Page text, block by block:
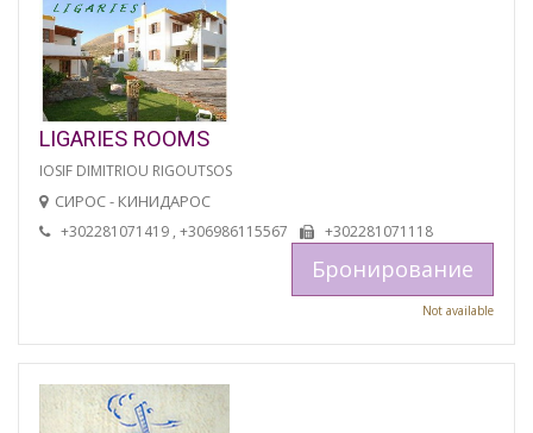
LIGARIES ROOMS
IOSIF DIMITRIOU RIGOUTSOS
СИРОС - КИНИДАРОС
+302281071419 , +306986115567 +302281071118
Бронирование
Not available